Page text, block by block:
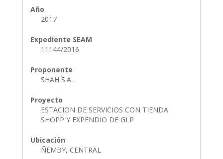
Año
2017
Expediente SEAM
11144/2016
Proponente
SHAH S.A.
Proyecto
ESTACION DE SERVICIOS CON TIENDA
SHOPP Y EXPENDIO DE GLP
Ubicación
ÑEMBY, CENTRAL